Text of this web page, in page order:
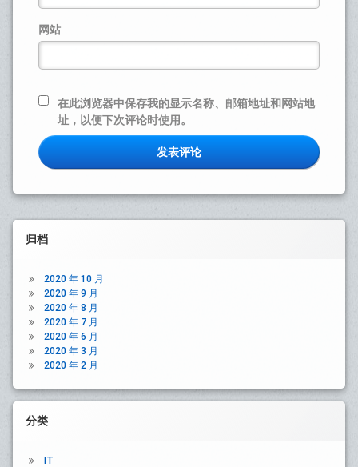
网站
在此浏览器中保存我的显示名称、邮箱地址和网站地
址，以便下次评论时使用。
Left
归档
2020 年 10 月
2020 年 9 月
2020 年 8 月
2020 年 7 月
2020 年 6 月
2020 年 3 月
2020 年 2 月
分类
IT